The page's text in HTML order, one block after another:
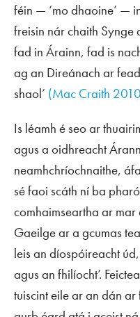
féin — ‘mo dhaoine’ —
freisin nár chaith Synge
fad in Árainn, fad is
ag an Direánach ar
shaol’ (Mac Craith
Is léamh é seo ar
agus a oidhreacht
neamhchríochnaithe,
sé faoi scáth ní ba
comhaimseartha ar
Gaeilge ar a gcumas
leis an díospóireacht
agus an fhilíocht’.
tuiscint eile ar an dán